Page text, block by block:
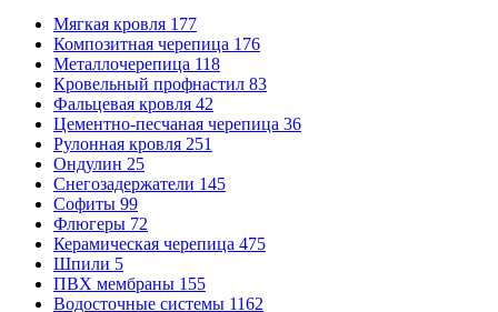
Мягкая кровля 177
Композитная черепица 176
Металлочерепица 118
Кровельный профнастил 83
Фальцевая кровля 42
Цементно-песчаная черепица 36
Рулонная кровля 251
Ондулин 25
Снегозадержатели 145
Софиты 99
Флюгеры 72
Керамическая черепица 475
Шпили 5
ПВХ мембраны 155
Водосточные системы 1162